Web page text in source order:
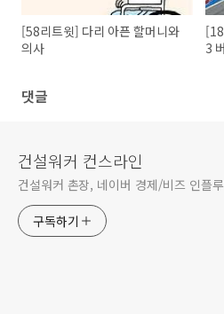
[58리트윗] 다리 아픈 할머니와
의사
3
댓글
건설워커 컨스라인
건설워커 촌장, 네이버 경제/비즈 인플
구독하기